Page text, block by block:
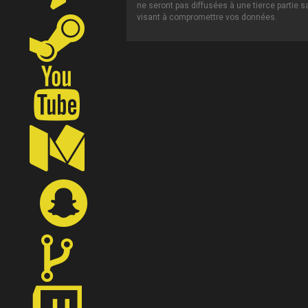
ne seront pas diffusées à une tierce partie
visant à compromettre vos données.